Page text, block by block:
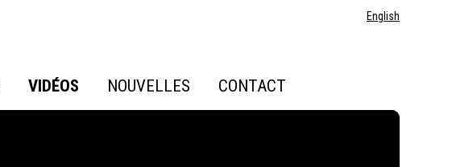
VIDÉOS NOUVELLES CONTACT
English